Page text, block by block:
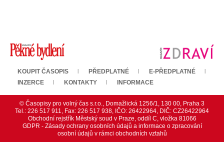
KOUPIT ČASOPIS PŘEDPLATNÉ
E-PŘEDPLATNÉ
INZERCE
KONTAKTY INFORMACE
© Časopisy pro volný čas s.r.o., Domažlická 1256/1, 130 00, Praha 3
Tel.: 226 517 911, Fax: 226 517 938, IČO: 26422964, DIČ: CZ26422964
Obchodní rejstřík Městský soud v Praze, oddíl C, vložka 81066
GDPR - Zásady ochrany osobních údajů a informace o zpracování
osobní údajů v rámci obchodních vztahů